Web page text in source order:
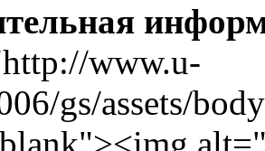
www.u-
gs/assets/